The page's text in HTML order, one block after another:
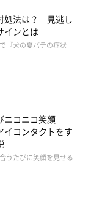
処法は？ 見逃し
インとは
『犬の夏バテの症状
ニコニコ笑顔
コンタクトをす
うたびに笑顔を見せる